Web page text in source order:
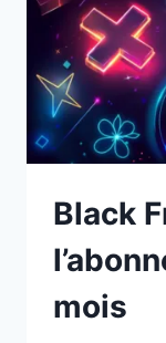
Black
mois